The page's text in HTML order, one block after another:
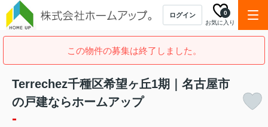
ログイン
お気に入り
0
この物件の募集は終了しました。
Terrechez千種区希望ヶ丘1期｜名古屋市
の戸建ならホームアップ
-